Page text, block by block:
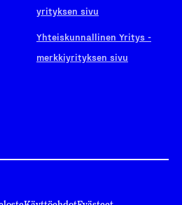
yrityksen sivu
Yhteiskunnallinen Yritys -
merkkiyrityksen sivu